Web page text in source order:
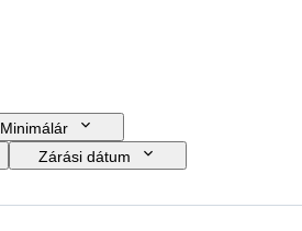
Minimálár
Zárási dátum